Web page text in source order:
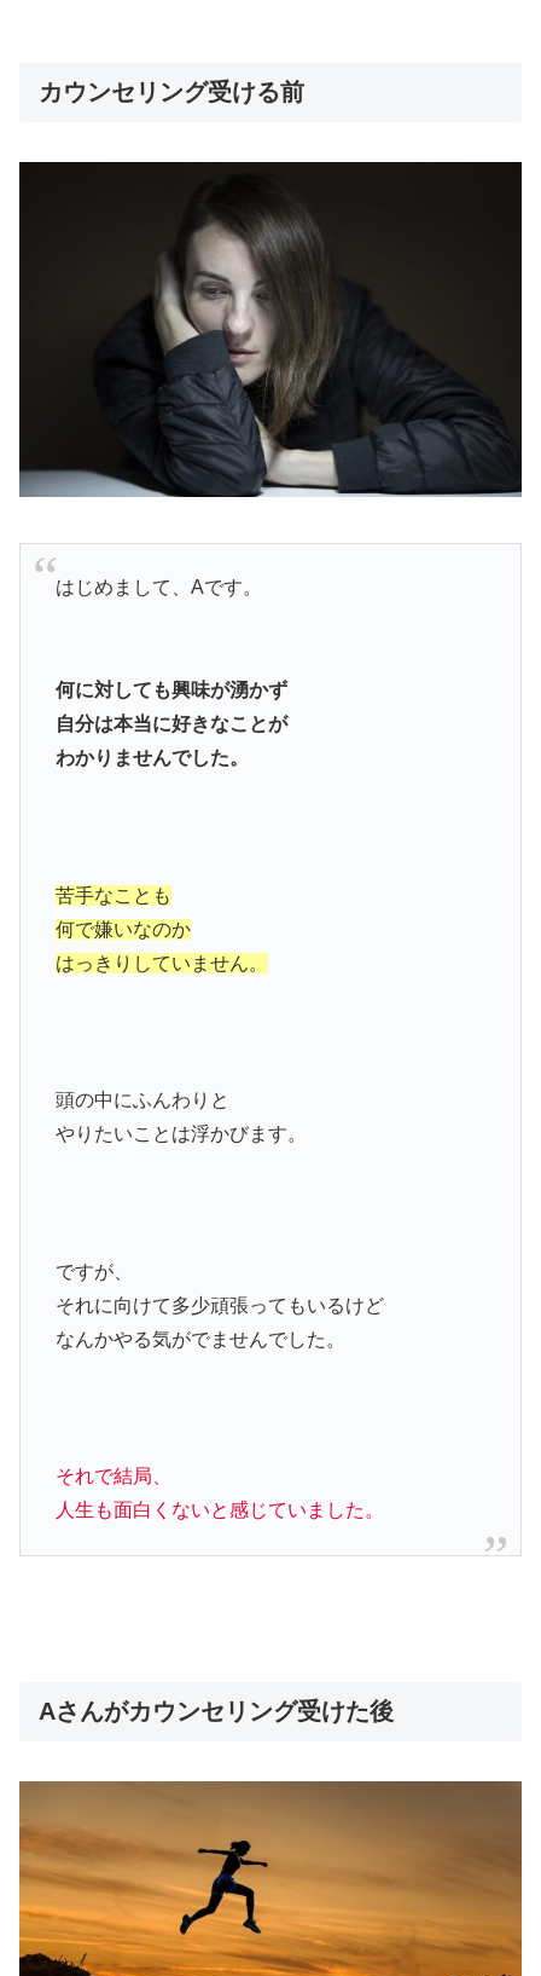
カウンセリング受ける前
はじめまして、Aです。
何に対しても興味が湧かず
自分は本当に好きなことが
わかりませんでした。
苦手なことも
何で嫌いなのか
はっきりしていません。
頭の中にふんわりと
やりたいことは浮かびます。
ですが、
それに向けて多少頑張ってもいるけど
なんかやる気がでませんでした。
それで結局、
人生も面白くないと感じていました。
Aさんがカウンセリング受けた後